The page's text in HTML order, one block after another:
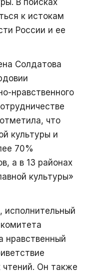
В поисках
к истокам
России и ее
Солдатова
нравственного
что
культуры и
70%
а в 13 районах
культуры»
исполнительный
нравственный
Он также